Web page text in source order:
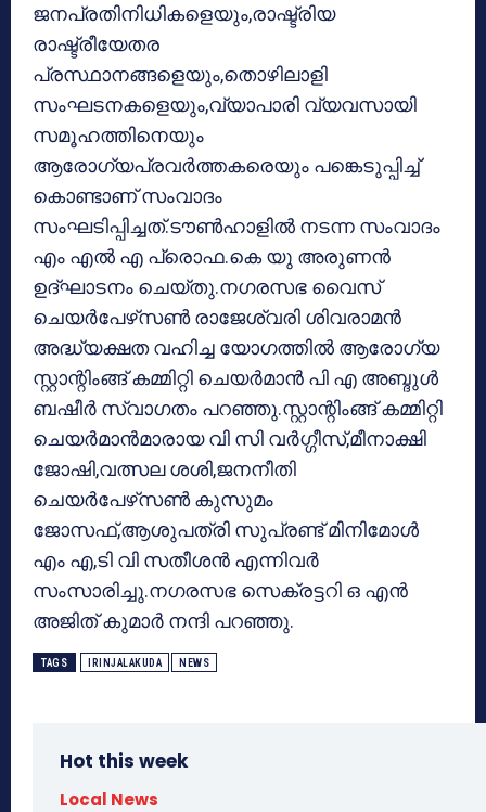
ജനപ്രതിനിധികളെയും,രാഷ്ട്രിയ
രാഷ്ട്രീയേതര
പ്രസ്ഥാനങ്ങളെയും,തൊഴിലാളി
സംഘടനകളെയും,വ്യാപാരി വ്യവസായി
സമൂഹത്തിനെയും
ആരോഗ്യപ്രവര്‍ത്തകരെയും പങ്കെടുപ്പിച്ച്
കൊണ്ടാണ് സംവാദം
സംഘടിപ്പിച്ചത്.ടൗണ്‍ഹാളില്‍ നടന്ന സംവാദം
എം എല്‍ എ പ്രൊഫ.കെ യു അരുണന്‍
ഉദ്ഘാടനം ചെയ്തു.നഗരസഭ വൈസ്
ചെയര്‍പേഴ്‌സണ്‍ രാജേശ്വരി ശിവരാമന്‍
അദ്ധ്യക്ഷത വഹിച്ച യോഗത്തില്‍ ആരോഗ്യ
സ്റ്റാന്റിംങ്ങ് കമ്മിറ്റി ചെയര്‍മാന്‍ പി എ അബ്ദുള്‍
ബഷീര്‍ സ്വാഗതം പറഞ്ഞു.സ്റ്റാന്റിംങ്ങ് കമ്മിറ്റി
ചെയര്‍മാന്‍മാരായ വി സി വര്‍ഗ്ഗീസ്,മീനാക്ഷി
ജോഷി,വത്സല ശശി,ജനനീതി
ചെയര്‍പേഴ്‌സണ്‍ കുസുമം
ജോസഫ്,ആശുപത്രി സുപ്രണ്ട് മിനിമോള്‍
എം എ,ടി വി സതീശന്‍ എന്നിവര്‍
സംസാരിച്ചു.നഗരസഭ സെക്രട്ടറി ഒ എന്‍
അജിത് കുമാര്‍ നന്ദി പറഞ്ഞു.
TAGS IRINJALAKUDA NEWS
Hot this week
Local News